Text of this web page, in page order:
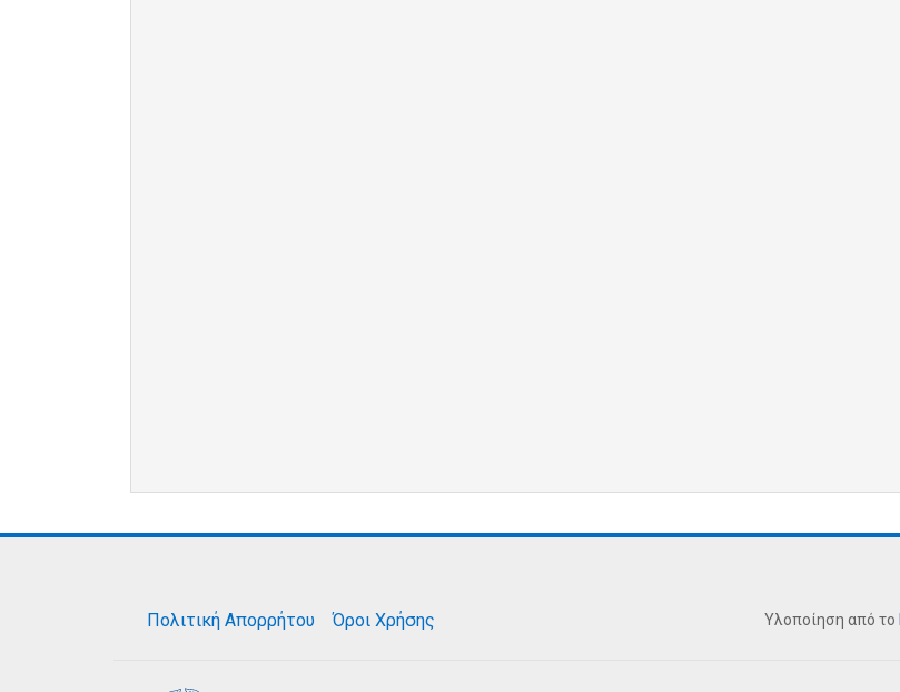
Πολιτική Απορρήτου Όροι Χρήσης Υλοποίηση από το